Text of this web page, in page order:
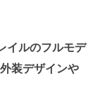
イルのフルモデ
装デザインや